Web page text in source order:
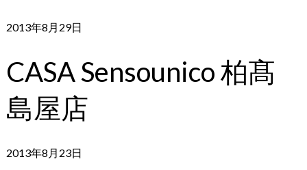
2013年8月29日
CASA Sensounico 柏髙
島屋店
2013年8月23日